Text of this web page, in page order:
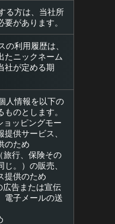
る方は、当社所
があります。
の利用履歴は、
たニックネーム
社が定める期
人情報を以下の
のとします。
ョッピングモー
供サービス、
のため
旅行、保険その
。）の販売、
提供のため
広告または宣伝
電子メールの送